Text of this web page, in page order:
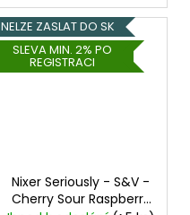
NELZE ZASLAT DO SK
SLEVA MIN. 2% PO
REGISTRACI
Nixer Seriously - S&V -
Cherry Sour Raspberry